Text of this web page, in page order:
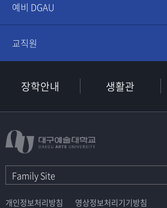
예비 DGAU
교직원
장학안내 생활관
Family Site
개인정보처리방침 영상정보처리기기방침